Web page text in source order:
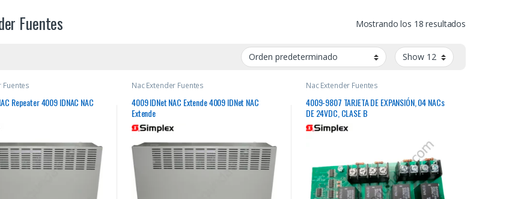
Fuentes Mostrando los 18 resultados
Fuentes
Repeater 4009 IDNAC NAC
Nac Extender Fuentes
4009 IDNet NAC Extende 4009 IDNet NAC
Extende
Nac Extender Fuentes
4009-9807 TARJETA DE EXPANSIÓN, 04 NACs
DE 24VDC, CLASE B